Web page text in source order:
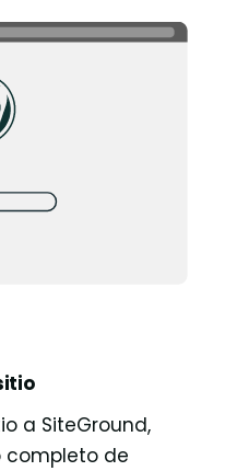
a SiteGround,
completo de